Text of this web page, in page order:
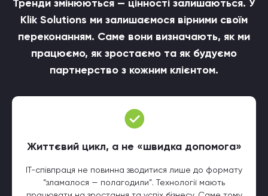
Тренди змінюються — цінності залишаються. У
Klik Solutions ми залишаємося вірними своїм
переконанням. Саме вони визначають, як ми
працюємо, як зростаємо та як будуємо
партнерство з кожним клієнтом.
Життєвий цикл, а не «швидка допомога»
ІТ-співпраця не повинна зводитися лише до формату
“зламалося — полагодили”. Технології мають